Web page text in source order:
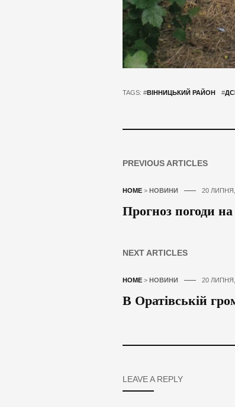
TAGS: #ВІННИЦЬКИЙ РАЙОН #
PREVIOUS ARTICLES
HOME> НОВИНИ 20 ЛИПНЯ,
Прогноз погоди
NEXT ARTICLES
HOME> НОВИНИ 20 ЛИПНЯ,
В Оратівській
LEAVE A REPLY